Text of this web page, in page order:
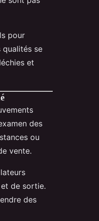
pour
se
et
des
ou
vente.
de sortie.
des